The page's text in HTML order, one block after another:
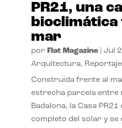
PR21, una
mar
por Flat Magazine| Jul
Arquitectura, Reportaje
Construida frente al
estrecha parcela entre
Badalona, la Casa
completo del solar y se